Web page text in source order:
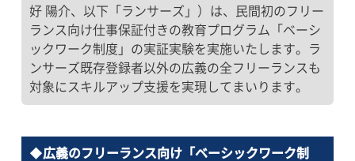
好 陽介、以下「ランサーズ」）は、民間初のフリー
ランス向け仕事保証付きの教育プログラム「ベーシ
ックワーク制度」の実証実験を実施いたします。ラ
ンサーズ既存登録者以外の広義の全フリーランスも
対象にスキルアップ支援を実現してまいります。
◆広義のフリーランス向け「ベーシックワーク制